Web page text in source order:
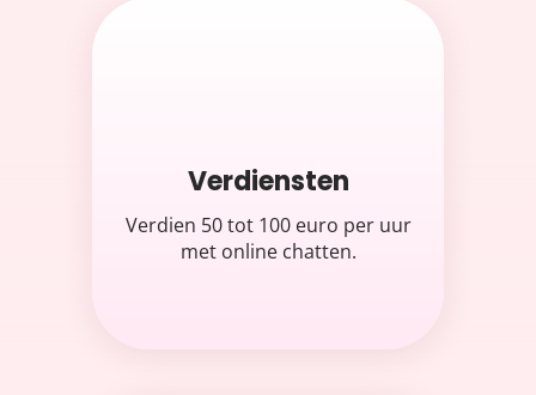
Verdiensten
Verdien 50 tot 100 euro per uur
met online chatten.